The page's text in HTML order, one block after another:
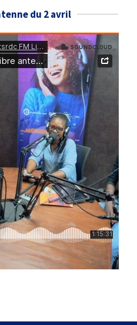
du 2 avril